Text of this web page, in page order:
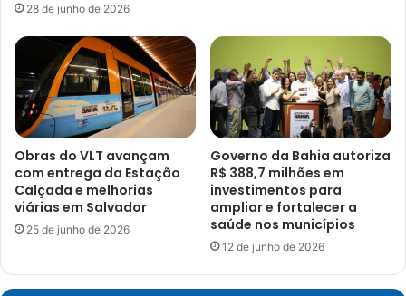
28 de junho de 2026
Obras do VLT avançam
com entrega da Estação
Calçada e melhorias
viárias em Salvador
25 de junho de 2026
Governo da Bahia autoriza
R$ 388,7 milhões em
investimentos para
ampliar e fortalecer a
saúde nos municípios
12 de junho de 2026